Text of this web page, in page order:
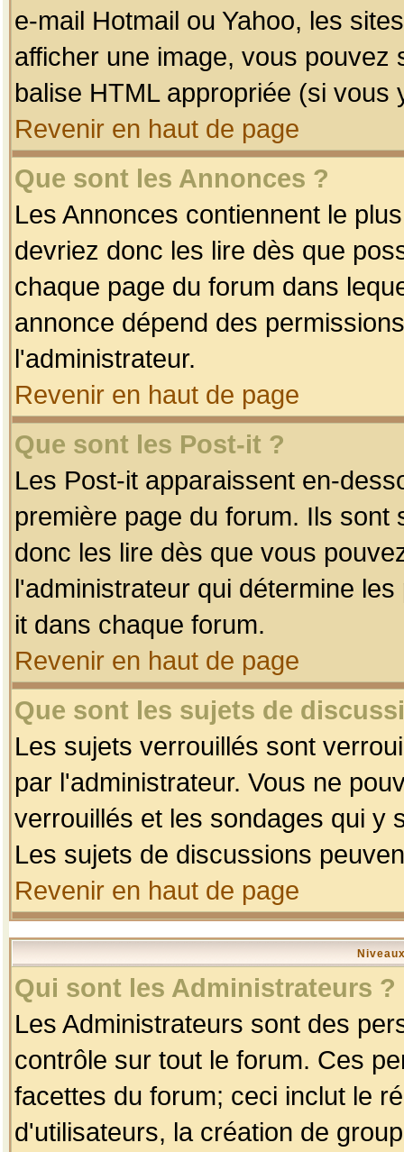
e-mail Hotmail ou Yahoo, les
afficher une image, vous pouvez
balise HTML appropriée (si vous
Revenir en haut de page
Que sont les Annonces ?
Les Annonces contiennent le
devriez donc les lire dès que
chaque page du forum dans
annonce dépend des
l'administrateur.
Revenir en haut de page
Que sont les Post-it ?
Les Post-it apparaissent en-
première page du forum. Ils
donc les lire dès que vous
l'administrateur qui détermine
it dans chaque forum.
Revenir en haut de page
Que sont les sujets de
Les sujets verrouillés sont
par l'administrateur. Vous ne
verrouillés et les sondages qui y
Les sujets de discussions
Revenir en haut de page
Qui sont les Administrateurs ?
Les Administrateurs sont des
contrôle sur tout le forum. Ces
facettes du forum; ceci inclut le
d'utilisateurs, la création de